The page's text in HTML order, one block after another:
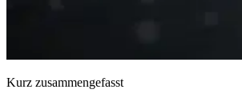
Kurz zusammengefasst